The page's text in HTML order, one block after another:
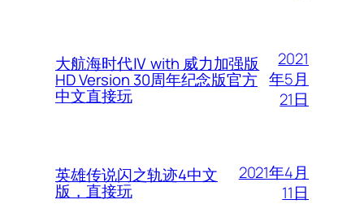
大航海时代Ⅳ with 威力加强版
HD Version 30周年纪念版官方
中文直接玩
2021
年5月
21日
英雄传说闪之轨迹4中文
版，直接玩
2021年4月
11日